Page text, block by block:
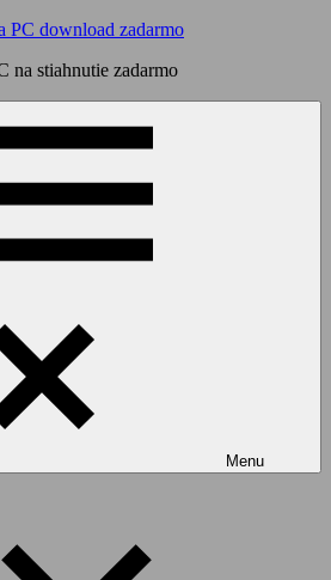
download zadarmo
na stiahnutie zadarmo
Menu